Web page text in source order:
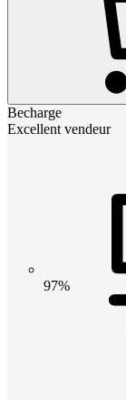
Becharge
Excellent vendeur
97%